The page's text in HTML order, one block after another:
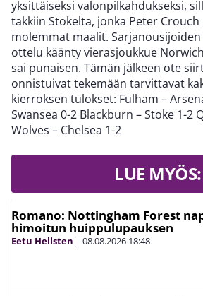
yksittäiseksi valonpilkahdukseksi,
takkiin Stokelta, jonka Peter
molemmat maalit.
ottelu käänty vierasjoukkue
sai punaisen. Tämän jälkeen ote
onnistuivat tekemään tarvittavat
kierroksen tulokset: Fulham –
Swansea 0-2 Blackburn – Stoke 1-2
Wolves – Chelsea 1-2
LUE MYÖS:
Romano: Nottingham Forest
himoitun huippulupauksen
Eetu Hellsten | 08.08.2026 18:48